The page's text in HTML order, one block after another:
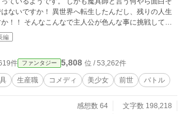
ないですか！ 異世界へ転生したんだし、残りの人生
に挑戦してい
ともハーレムしちゃう？ 彼が歩む人生の先にはどんな結末が待っているのか。
編
件 ファンタジー 5,808 位 / 53,262件
生産職 コメディ 美少女 前世 バトル
感想数 64
文字数 198,218